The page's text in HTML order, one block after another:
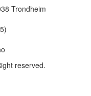
Trondheim
reserved.